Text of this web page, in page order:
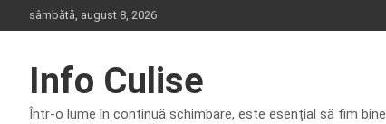
to
sâmbătă, august 8, 2026
Info Culise
Într-o lume în continuă schimbare, este esențial să fim bine